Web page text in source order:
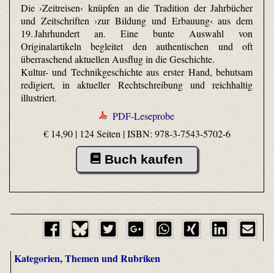
Die ›Zeitreisen‹ knüpfen an die Tradition der Jahrbücher
und Zeitschriften ›zur Bildung und Erbauung‹ aus dem
19. Jahrhundert an. Eine bunte Auswahl von
Originalartikeln begleitet den authentischen und oft
überraschend aktuellen Ausflug in die Geschichte.
Kultur- und Technikgeschichte aus erster Hand, behutsam
redigiert, in aktueller Rechtschreibung und reichhaltig
illustriert.
PDF-Leseprobe
€ 14,90 | 124 Seiten |ISBN: 978-3-7543-5702-6
Buch kaufen
Kategorien, Themen und Rubriken